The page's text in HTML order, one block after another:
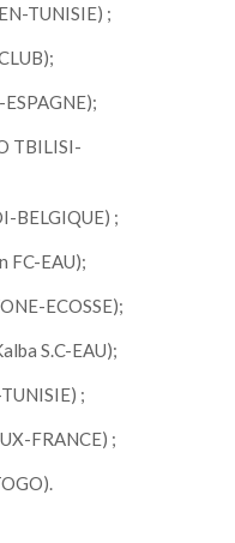
TUNISIE) ;
TBILISI-
BELGIQUE) ;
FC-EAU);
ECOSSE);
S.C-EAU);
;
FRANCE) ;